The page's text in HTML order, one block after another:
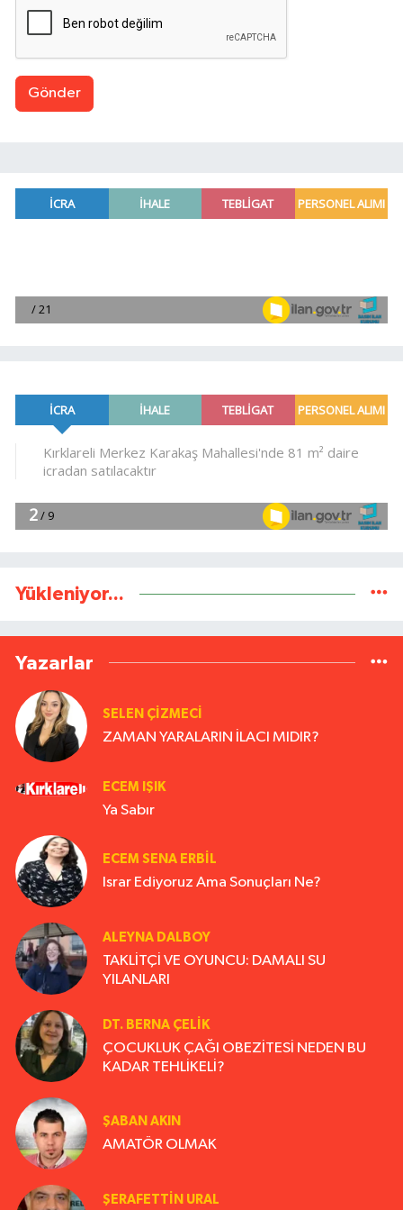
Gönder
Yükleniyor...
Yazarlar
SELEN ÇİZMECİ
ZAMAN YARALARIN İLACI MIDIR?
ECEM IŞIK
Ya Sabır
ECEM SENA ERBIL
Israr Ediyoruz Ama Sonuçları Ne?
ALEYNA DALBOY
TAKLİTÇİ VE OYUNCU: DAMALI SU
YILANLARI
DT. BERNA ÇELIK
ÇOCUKLUK ÇAĞI OBEZİTESİ NEDEN BU
KADAR TEHLİKELİ?
ŞABAN AKIN
AMATÖR OLMAK
ŞERAFETTIN URAL